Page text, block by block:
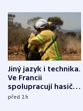
Jiný jazyk i technika.
Ve Francii
spolupracují hasiči z
různých zemí
před 2h